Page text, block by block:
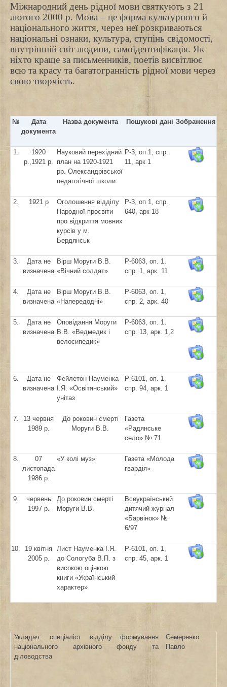
Міжнародний день рідної мови святкують з 21
лютого 2000 р. Мова – це форма культурного й
національного життя, через неї розкриваються
національні ознаки, культура, ступінь свідомості,
внутрішній світ людини, самоідентифікація. Як
ніхто краще за письменників, поетів висвітлює
всю та красу та багатогранність рідної мови через
свою творчість.
№
Дата
документа
Назва документа Пошукові дані Зображення
1.
1920
р.,1921 р.
Науковий перехідний
план на 1920-1921
рр. Олександрівської
педагогічної школи
Р-3, оп 1, спр.
11, арк 1
2. 1921 р
Оголошення відділу
Народної просвіти
про відкриття мовних
курсів у м.
Бердянськ
Р-3, оп 1, спр.
640, арк 18
3.
Дата не
визначена
Вірш Моруги В.В.
«Вічний солдат»
Р-6063, оп. 1,
спр. 1, арк. 11
4.
Дата не
визначена
Вірш Моруги В.В.
«Напередодні»
Р-6063, оп. 1,
спр. 2, арк. 40
5.
Дата не
визначена
Оповідання Моруги
В.В. «Ведмедик і
велосипедик»
Р-6063, оп. 1,
спр. 13, арк. 1,2
6.
Дата не
визначена
Фейлетон Науменка
І.Я. «Освітянський»
унітаз
Р-6101, оп. 1,
спр. 94, арк. 1
7.
13 червня
1989 р.
До роковин смерті
Моруги В.В.
Газета
«Радянське
село» № 71
8.
07
листопада
1986 р.
«У колі муз»
Газета «Молода
гвардія»
9.
червень
1997 р.
До роковин смерті
Моруги В.В.
Всеукраїнський
дитячий журнал
«Барвінок» №
6/97
10.
19 квітня
2005 р.
Лист Науменка І.Я.
до Сологуба В.П. з
високою оцінкою
книги «Український
характер»
Р-6101, оп. 1,
спр. 45, арк. 1
Укладач: спеціаліст відділу формування
національного архівного фонду та
діловодства
Семеренко
Павло